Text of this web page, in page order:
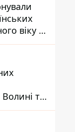
віку -
та
підозри